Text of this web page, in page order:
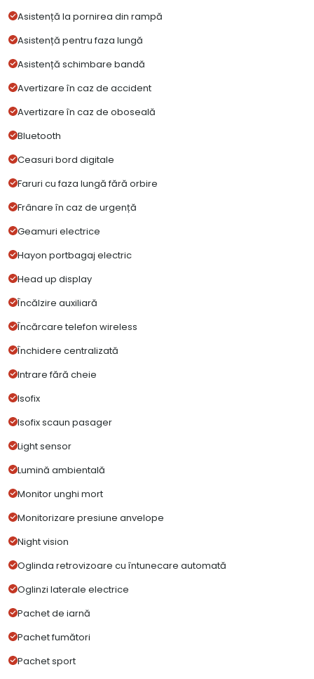
Asistență la pornirea din rampă
Asistență pentru faza lungă
Asistență schimbare bandă
Avertizare în caz de accident
Avertizare în caz de oboseală
Bluetooth
Ceasuri bord digitale
Faruri cu faza lungă fără orbire
Frânare în caz de urgență
Geamuri electrice
Hayon portbagaj electric
Head up display
Încălzire auxiliară
Încărcare telefon wireless
Închidere centralizată
Intrare fără cheie
Isofix
Isofix scaun pasager
Light sensor
Lumină ambientală
Monitor unghi mort
Monitorizare presiune anvelope
Night vision
Oglinda retrovizoare cu întunecare automată
Oglinzi laterale electrice
Pachet de iarnă
Pachet fumători
Pachet sport